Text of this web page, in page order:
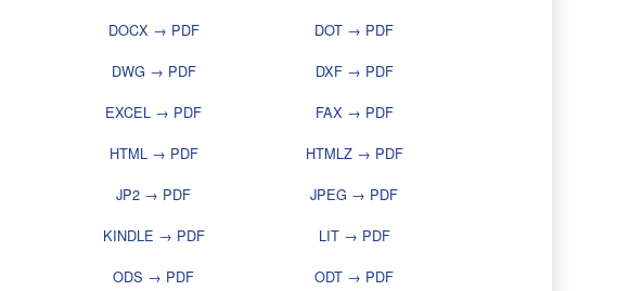
DOCX → PDF
DOT → PDF
DWG → PDF
DXF → PDF
EXCEL → PDF
FAX → PDF
HTML → PDF
HTMLZ → PDF
JP2 → PDF
JPEG → PDF
KINDLE → PDF
LIT → PDF
ODS → PDF
ODT → PDF